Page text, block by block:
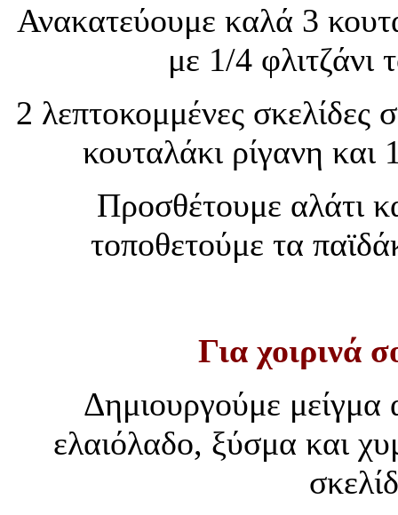
Ανακατεύουμε καλά 3
με 1/4 φλιτζάνι
2 λεπτοκομμένες
κουταλάκι ρίγανη
Προσθέτουμε αλάτι
τοποθετούμε τα
Για χοιρινά
Δημιουργούμε μείγμα
ελαιόλαδο, ξύσμα και